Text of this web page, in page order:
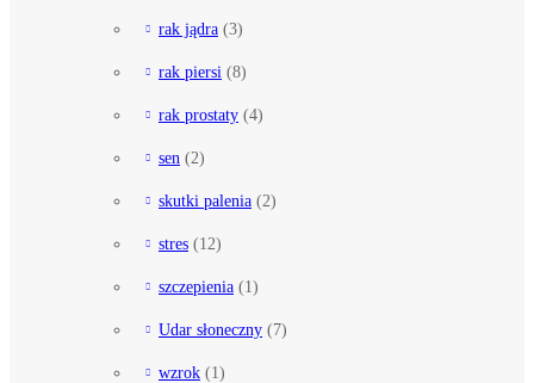
rak jądra (3)
rak piersi (8)
rak prostaty (4)
sen (2)
skutki palenia (2)
stres (12)
szczepienia (1)
Udar słoneczny (7)
wzrok (1)